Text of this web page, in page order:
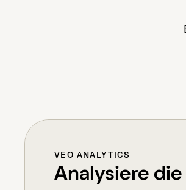
VEO ANALYTICS
Analysiere